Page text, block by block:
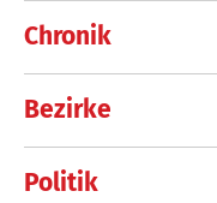
Chronik
Bezirke
Politik